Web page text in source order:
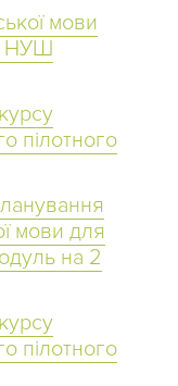
мови
НУШ
пілотного
мови для
на 2
пілотного